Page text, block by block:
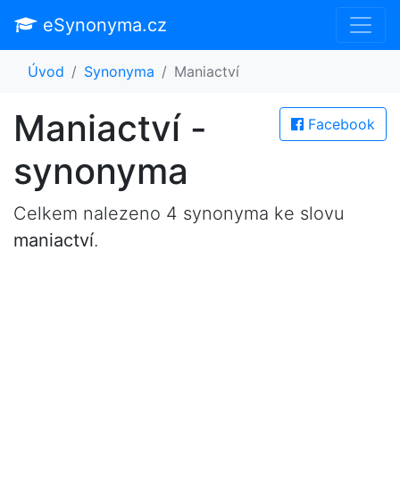
eSynonyma.cz
Úvod Synonyma Maniactví
Facebook
Maniactví -
synonyma
Celkem nalezeno 4 synonyma ke slovu
maniactví.